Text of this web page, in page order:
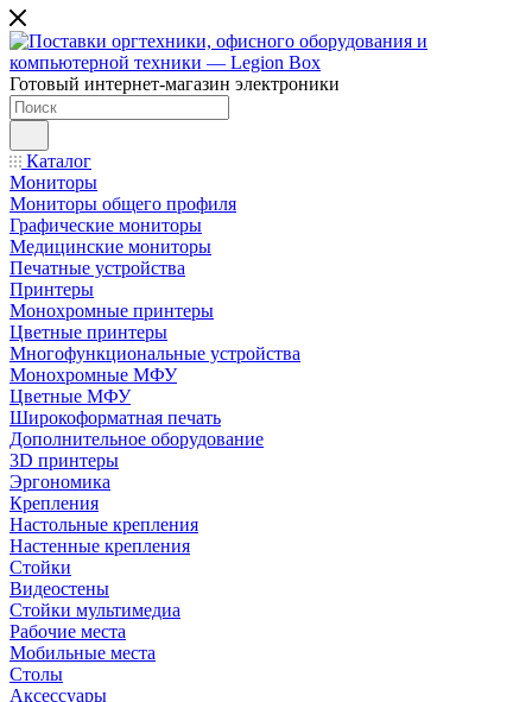
Готовый интернет-магазин электроники
Каталог
Мониторы
Мониторы общего профиля
Графические мониторы
Медицинские мониторы
Печатные устройства
Принтеры
Моноxромныe принтеры
Цвeтныe принтеры
Многофункциональные устройства
Монохромные МФУ
Цветные МФУ
Широкоформатная печать
Дополнительное оборудование
3D принтеры
Эргономика
Крепления
Настольные крепления
Настенные крепления
Стойки
Видеостены
Стойки мультимедиа
Рабочие места
Мобильные места
Столы
Аксессуары